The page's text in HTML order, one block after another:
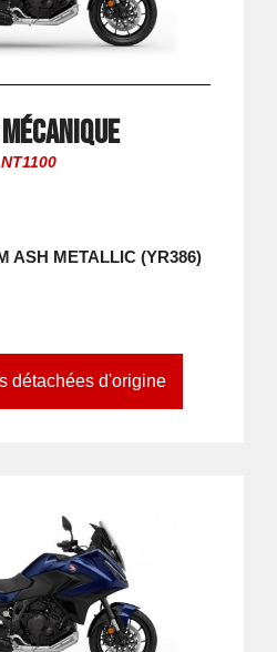
NT1100
ASH METALLIC (YR386)
détachées d'origine